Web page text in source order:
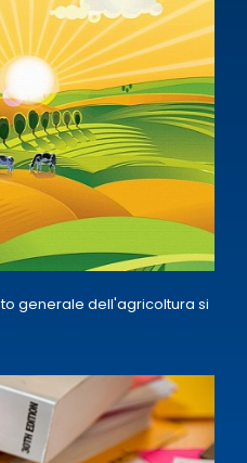
generale dell'agricoltura si